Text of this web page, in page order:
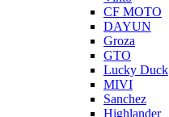
CF MOTO
DAYUN
Groza
GTO
Lucky Duck
MIVI
Sanchez
Highlander